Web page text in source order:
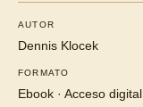
AUTOR
Dennis Klocek
FORMATO
Ebook · Acceso digital